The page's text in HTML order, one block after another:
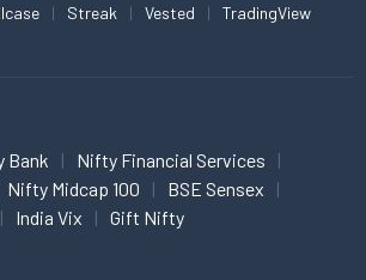
Streak Vested TradingView
Bank
Nifty Financial Services
Nifty Midcap 100
BSE Sensex
India Vix Gift Nifty